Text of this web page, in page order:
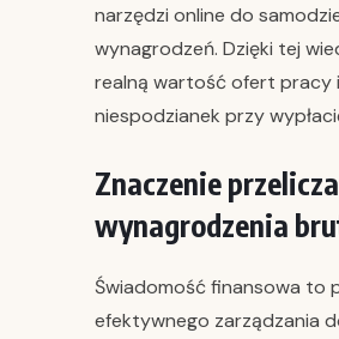
narzędzi online do
wynagrodzeń. Dzięki tej
realną wartość ofert pracy
niespodzianek przy
Znaczenie
wynagrodzenia
Świadomość finansowa to
efektywnego zarządzania